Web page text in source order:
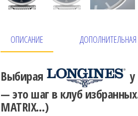
ОПИСАНИЕ
Выбирая
— это шаг в клуб
MATRIX…)